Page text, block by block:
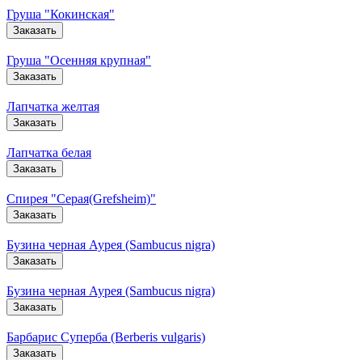
Груша "Кокинская"
Заказать
Груша "Осенняя крупная"
Заказать
Лапчатка желтая
Заказать
Лапчатка белая
Заказать
Спирея "Серая(Grefsheim)"
Заказать
Бузина черная Аурея (Sambucus nigra)
Заказать
Бузина черная Аурея (Sambucus nigra)
Заказать
Барбарис Суперба (Berberis vulgaris)
Заказать